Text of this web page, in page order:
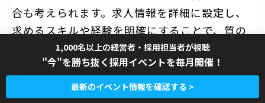
合も考えられます。求人情報を詳細に設定し、
求めるスキルや経験を明確にすることで、質の
高い応募者を集めることが重要です。
さらに、アプリの利用に際しては、個人情報の
1,000名以上の経営者・採用担当者が視聴
"今"を勝ち抜く採用イベントを毎月開催！
最新のイベント情報を確認する >